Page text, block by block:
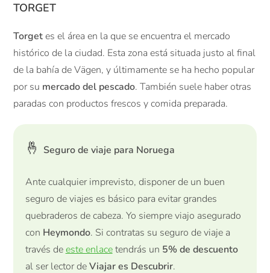
TORGET
Torgetes el área en la que se encuentra el mercado
histórico de la ciudad. Esta zona está situada justo al final
de la bahía de Vägen, y últimamente se ha hecho popular
por su mercado del pescado. También suele haber otras
paradas con productos frescos y comida preparada.
🤞 Seguro de viaje para Noruega
Ante cualquier imprevisto, disponer de un buen
seguro de viajes es básico para evitar grandes
quebraderos de cabeza. Yo siempre viajo asegurado
con Heymondo. Si contratas su seguro de viaje a
través deeste enlacetendrás un 5% de descuento
al ser lector deViajar es Descubrir.